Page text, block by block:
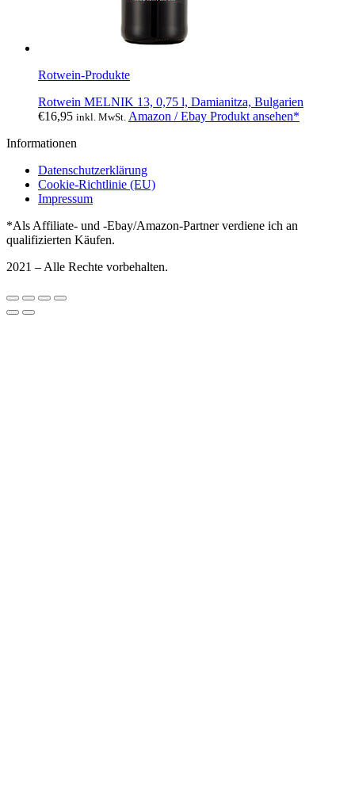
Rotwein-Produkte
Rotwein MELNIK 13, 0,75 l, Damianitza, Bulgarien
€16,95 inkl. MwSt. Amazon / Ebay Produkt ansehen*
Informationen
Datenschutzerklärung
Cookie-Richtlinie (EU)
Impressum
*Als Affiliate- und -Ebay/Amazon-Partner verdiene ich an
qualifizierten Käufen.
2021 – Alle Rechte vorbehalten.